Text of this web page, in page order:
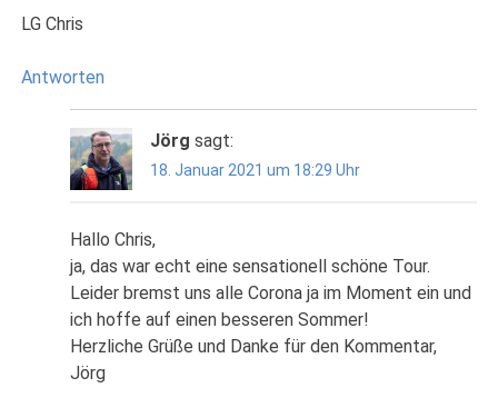
LG Chris
Antworten
Jörg sagt:
18. Januar 2021 um 18:29 Uhr
Hallo Chris,
ja, das war echt eine sensationell schöne Tour.
Leider bremst uns alle Corona ja im Moment ein und
ich hoffe auf einen besseren Sommer!
Herzliche Grüße und Danke für den Kommentar,
Jörg